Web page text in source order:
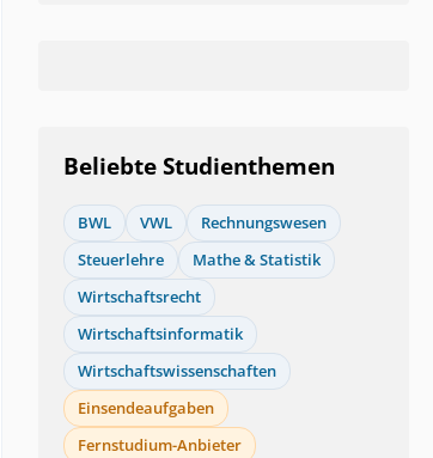
Beliebte Studienthemen
BWL VWL
Rechnungswesen
Steuerlehre
Mathe & Statistik
Wirtschaftsrecht
Wirtschaftsinformatik
Wirtschaftswissenschaften
Einsendeaufgaben
Fernstudium-Anbieter